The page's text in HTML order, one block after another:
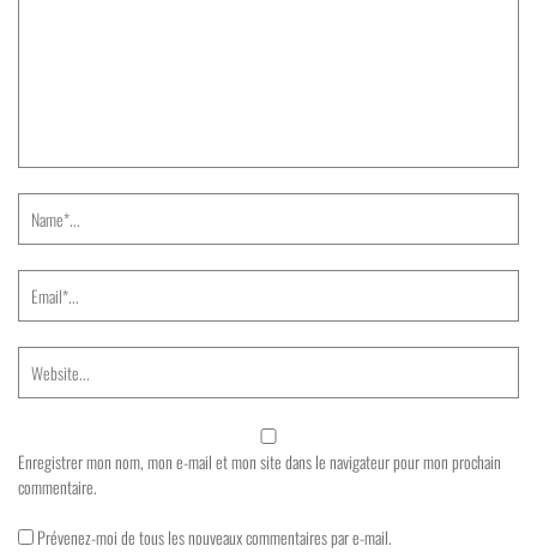
Enregistrer mon nom, mon e-mail et mon site dans le navigateur pour mon prochain
commentaire.
Prévenez-moi de tous les nouveaux commentaires par e-mail.